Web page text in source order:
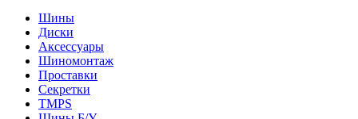
Шины
Диски
Аксессуары
Шиномонтаж
Проставки
Секретки
TMPS